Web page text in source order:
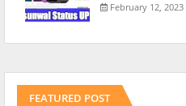
February 12, 2023
FEATURED POST